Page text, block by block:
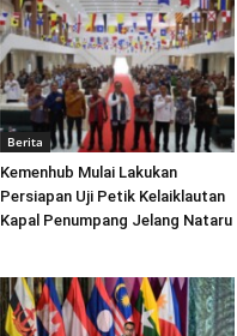
Berita
Kemenhub Mulai Lakukan
Persiapan Uji Petik Kelaiklautan
Kapal Penumpang Jelang Nataru